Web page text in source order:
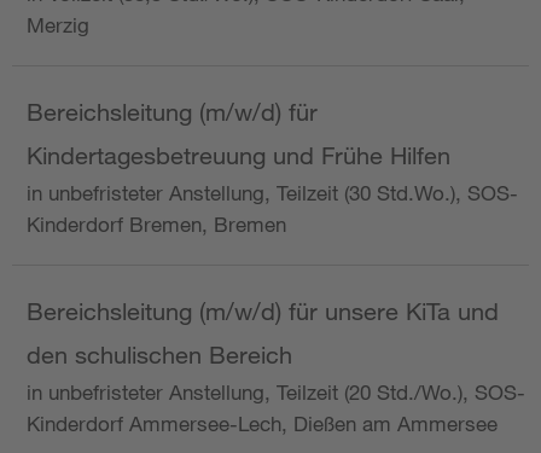
Merzig
Bereichsleitung (m/w/d) für
Kindertagesbetreuung und Frühe Hilfen
in unbefristeter Anstellung, Teilzeit (30 Std.Wo.), SOS-
Kinderdorf Bremen, Bremen
Bereichsleitung (m/w/d) für unsere KiTa und
den schulischen Bereich
in unbefristeter Anstellung, Teilzeit (20 Std./Wo.), SOS-
Kinderdorf Ammersee-Lech, Dießen am Ammersee